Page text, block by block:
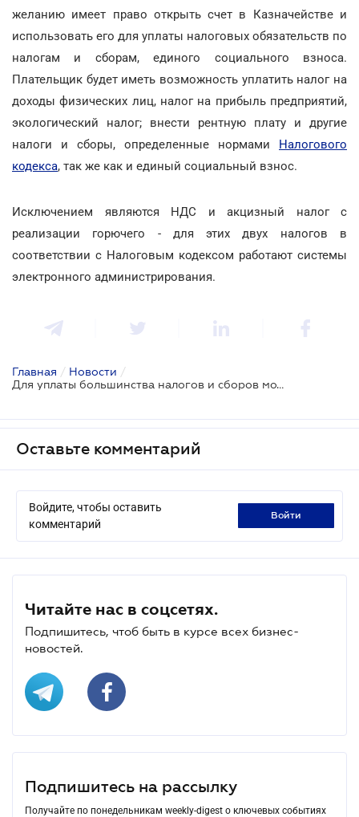
желанию имеет право открыть счет в Казначействе и
использовать его для уплаты налоговых обязательств по
налогам и сборам, единого социального взноса.
Плательщик будет иметь возможность уплатить налог на
доходы физических лиц, налог на прибыль предприятий,
экологический налог; внести рентную плату и другие
налоги и сборы, определенные нормами Налогового
кодекса, так же как и единый социальный взнос.
Исключением являются НДС и акцизный налог с
реализации горючего - для этих двух налогов в
соответствии с Налоговым кодексом работают системы
электронного администрирования.
Главная / Новости /
Для уплаты большинства налогов и сборов может появиться единый счет
Оставьте комментарий
Войдите, чтобы оставить
комментарий
войти
Читайте нас в соцсетях.
Подпишитесь, чтоб быть в курсе всех бизнес-
новостей.
Подпишитесь на рассылку
Получайте по понедельникам weekly-digest о ключевых событиях